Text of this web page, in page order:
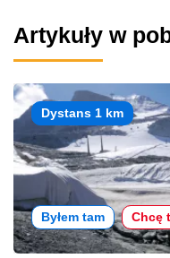
Artykuły w
Dystans 1 km
Byłem tam Chcę